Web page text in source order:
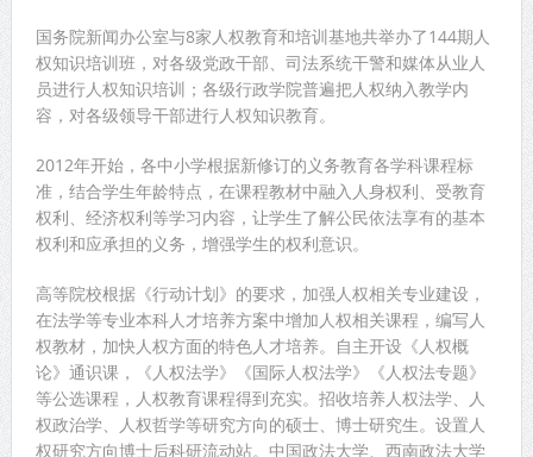
国务院新闻办公室与8家人权教育和培训基地共举办了144期人
权知识培训班，对各级党政干部、司法系统干警和媒体从业人
员进行人权知识培训；各级行政学院普遍把人权纳入教学内
容，对各级领导干部进行人权知识教育。
2012年开始，各中小学根据新修订的义务教育各学科课程标
准，结合学生年龄特点，在课程教材中融入人身权利、受教育
权利、经济权利等学习内容，让学生了解公民依法享有的基本
权利和应承担的义务，增强学生的权利意识。
高等院校根据《行动计划》的要求，加强人权相关专业建设，
在法学等专业本科人才培养方案中增加人权相关课程，编写人
权教材，加快人权方面的特色人才培养。自主开设《人权概
论》通识课，《人权法学》《国际人权法学》《人权法专题》
等公选课程，人权教育课程得到充实。招收培养人权法学、人
权政治学、人权哲学等研究方向的硕士、博士研究生。设置人
权研究方向博士后科研流动站。中国政法大学、西南政法大学